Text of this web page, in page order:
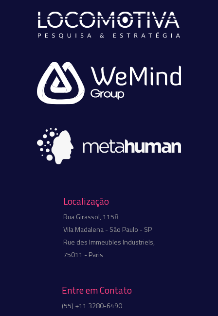
Localização
Rua Girassol, 1158
Vila Madalena - São Paulo - SP
Rue des Immeubles Industriels,
75011 - Paris
Entre em Contato
(55) +11 3280-6490